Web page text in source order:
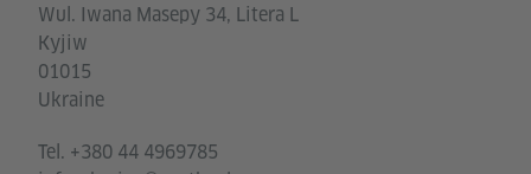
Wul. Iwana Masepy 34, Litera L
Kyjiw
01015
Ukraine
Tel. +380 44 4969785